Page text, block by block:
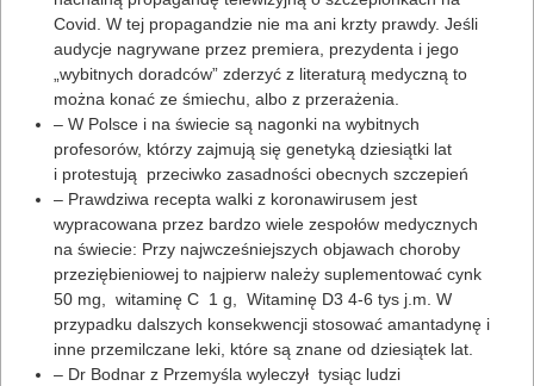
Covid. W tej propagandzie nie ma ani krzty prawdy. Jeśli
audycje nagrywane przez premiera, prezydenta i jego
„wybitnych doradców” zderzyć z literaturą medyczną to
można konać ze śmiechu, albo z przerażenia.
– W Polsce i na świecie są nagonki na wybitnych
profesorów, którzy zajmują się genetyką dziesiątki lat
i protestują przeciwko zasadności obecnych szczepień
– Prawdziwa recepta walki z koronawirusem jest
wypracowana przez bardzo wiele zespołów medycznych
na świecie: Przy najwcześniejszych objawach choroby
przeziębieniowej to najpierw należy suplementować cynk
50 mg, witaminę C 1 g, Witaminę D3 4-6 tys j.m. W
przypadku dalszych konsekwencji stosować amantadynę i
inne przemilczane leki, które są znane od dziesiątek lat.
– Dr Bodnar z Przemyśla wyleczył tysiąc ludzi